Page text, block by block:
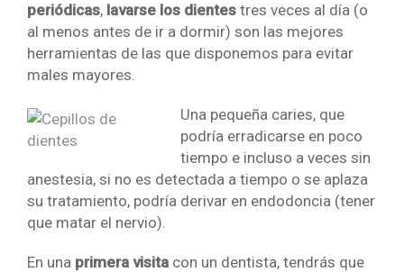
periódicas, lavarse los dientes tres veces al día (o
al menos antes de ir a dormir) son las mejores
herramientas de las que disponemos para evitar
males mayores.
Una pequeña caries, que
podría erradicarse en poco
tiempo e incluso a veces sin
anestesia, si no es detectada a tiempo o se aplaza
su tratamiento, podría derivar en endodoncia (tener
que matar el nervio).
En una primera visita con un dentista, tendrás que